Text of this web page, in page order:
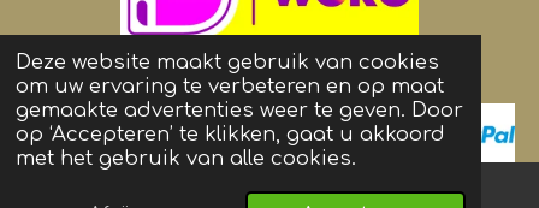
Deze website maakt gebruik van cookies
om uw ervaring te verbeteren en op maat
gemaakte advertenties weer te geven. Door
op ‘Accepteren’ te klikken, gaat u akkoord
met het gebruik van alle cookies.